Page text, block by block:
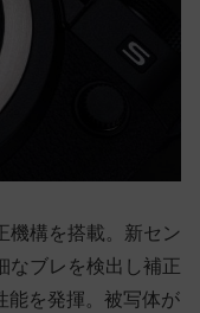
機構を搭載。新セン
なブレを検出し補正
能を発揮。被写体が